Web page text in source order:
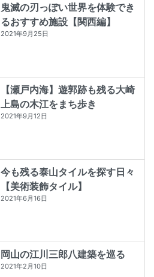
鬼滅の刃っぽい世界を体験でき
るおすすめ施設【関西編】
2021年9月25日
【瀬戸内海】遊郭跡も残る大崎
上島の木江をまち歩き
2021年9月12日
今も残る泰山タイルを探す日々
【美術装飾タイル】
2021年6月16日
岡山の江川三郎八建築を巡る
2021年2月10日